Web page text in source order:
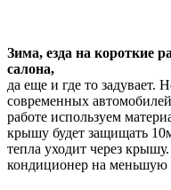
Зима, езда на короткие
салона,
да еще и где то задувает.
современных
работе используем
крышу будет защищать
тепла уходит через
кондиционер на меньшую